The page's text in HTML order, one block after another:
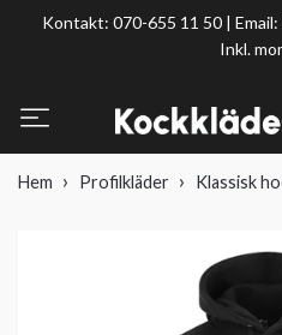
Kontakt: 070-655 11 50 | Email:
Inkl.
Hem Profilkläder Klassisk